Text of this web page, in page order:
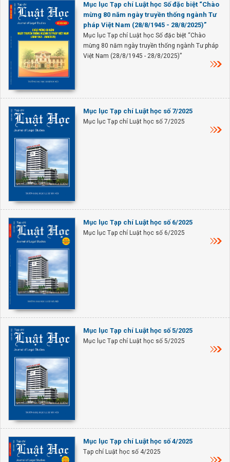
Mục lục Tạp chí Luật học Số đặc biệt “Chào
mừng 80 năm ngày truyền thống ngành Tư
pháp Việt Nam (28/8/1945 - 28/8/2025)”
Mục lục Tạp chí Luật học Số đặc biệt “Chào
mừng 80 năm ngày truyền thống ngành Tư pháp
Việt Nam (28/8/1945 - 28/8/2025)”
Mục lục Tạp chí Luật học số 7/2025
Mục lục Tạp chí Luật học số 7/2025
Mục lục Tạp chí Luật học số 6/2025
Mục lục Tạp chí Luật học số 6/2025
Mục lục Tạp chí Luật học số 5/2025
Mục lục Tạp chí Luật học số 5/2025
Mục lục Tạp chí Luật học số 4/2025
Tạp chí Luật học số 4/2025